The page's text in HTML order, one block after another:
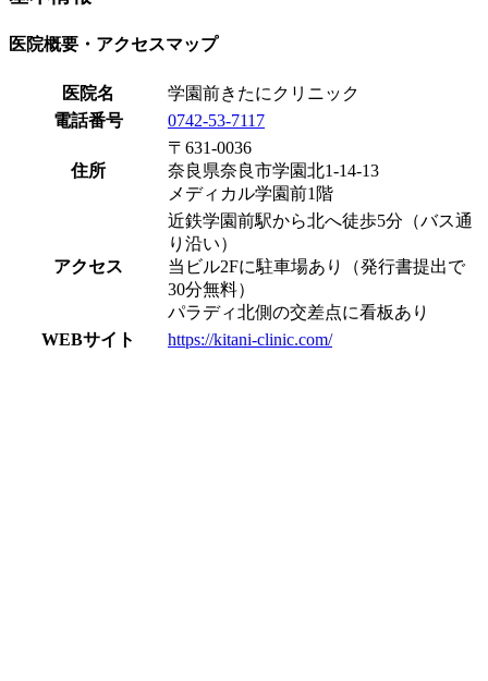
医院概要・アクセスマップ
医院名
学園前きたにクリニック
電話番号
0742-53-7117
住所
〒631-0036
奈良県奈良市学園北1-14-13
メディカル学園前1階
アクセス
近鉄学園前駅から北へ徒歩5分（バス通
り沿い）
当ビル2Fに駐車場あり（発行書提出で
30分無料）
パラディ北側の交差点に看板あり
WEBサイト
https://kitani-clinic.com/